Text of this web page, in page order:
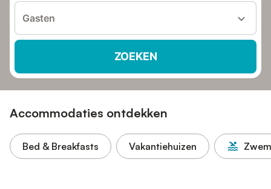
Gasten
ZOEKEN
Accommodaties ontdekken
Bed & Breakfasts Vakantiehuizen